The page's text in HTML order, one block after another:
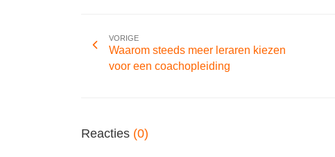
VORIGE
Waarom steeds meer leraren kiezen
voor een coachopleiding
Reacties (0)